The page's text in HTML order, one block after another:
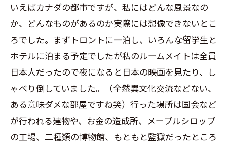
いえばカナダの都市ですが、私にはどんな風景なの
か、どんなものがあるのか実際には想像できないとこ
ろでした。まずトロントに一泊し、いろんな留学生と
ホテルに泊まる予定でしたが私のルームメイトは全員
日本人だったので夜になると日本の映画を見たり、し
ゃべり倒していました。（全然異文化交流などない、
ある意味ダメな部屋ですね笑）行った場所は国会など
が行われる建物や、お金の造成所、メープルシロップ
の工場、二種類の博物館、もともと監獄だったところ